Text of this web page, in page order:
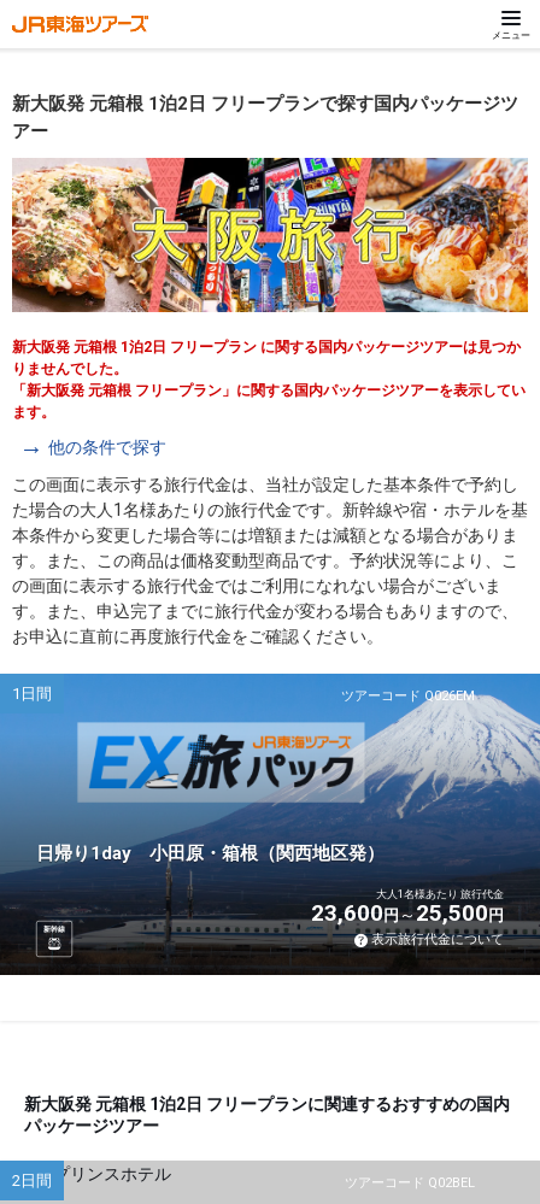
メニュー
新大阪発 元箱根 1泊2日 フリープランで探す国内パッケージツ
アー
新大阪発 元箱根 1泊2日 フリープラン に関する国内パッケージツアーは見つか
りませんでした。
「新大阪発 元箱根 フリープラン」に関する国内パッケージツアーを表示してい
ます。
他の条件で探す
この画面に表示する旅行代金は、当社が設定した基本条件で予約し
た場合の大人1名様あたりの旅行代金です。新幹線や宿・ホテルを基
本条件から変更した場合等には増額または減額となる場合がありま
す。また、この商品は価格変動型商品です。予約状況等により、こ
の画面に表示する旅行代金ではご利用になれない場合がございま
す。また、申込完了までに旅行代金が変わる場合もありますので、
お申込に直前に再度旅行代金をご確認ください。
ツアーコード Q026EM
1日間
日帰り1day 小田原・箱根（関西地区発）
新幹線
大人1名様あたり 旅行代金
23,600円 25,500円
表示旅行代金について
新大阪発 元箱根 1泊2日 フリープランに関連するおすすめの国内
パッケージツアー
ツアーコード Q02BEL
2日間